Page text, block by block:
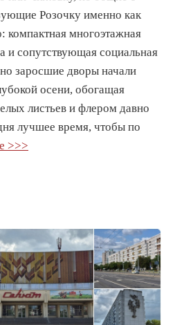
Розочку именно как
компактная многоэтажная
и сопутствующая социальная
заросшие дворы начали
осени, обогащая
листьев и флером давно
лучшее время, чтобы по
>>>